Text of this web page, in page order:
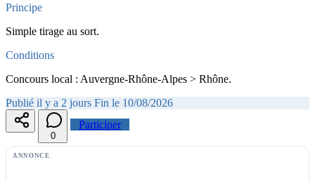
Principe
Simple tirage au sort.
Conditions
Concours local : Auvergne-Rhône-Alpes > Rhône.
Publié il y a 2 jours Fin le 10/08/2026
0
Participer
ANNONCE